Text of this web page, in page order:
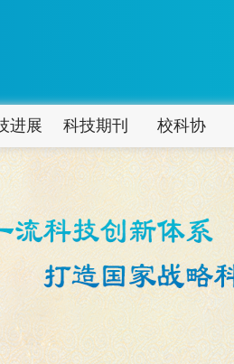
进展 科技期刊 校科协